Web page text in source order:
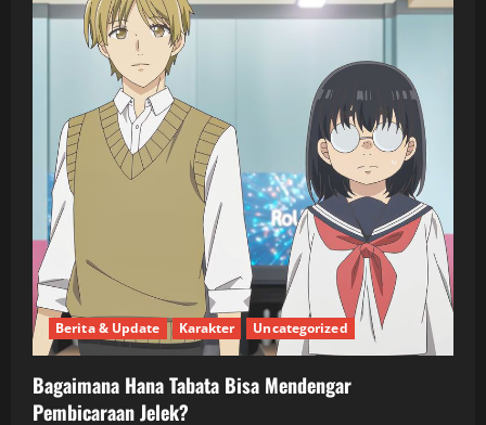
Berita & Update Karakter Uncategorized
Bagaimana Hana Tabata Bisa Mendengar
Pembicaraan Jelek?